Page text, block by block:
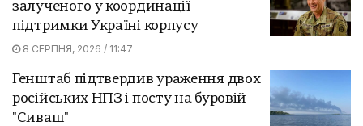
залученого у координації
підтримки Україні корпусу
8 СЕРПНЯ, 2026 / 11:47
Генштаб підтвердив ураження двох
російських НПЗ і посту на буровій
"Сиваш"